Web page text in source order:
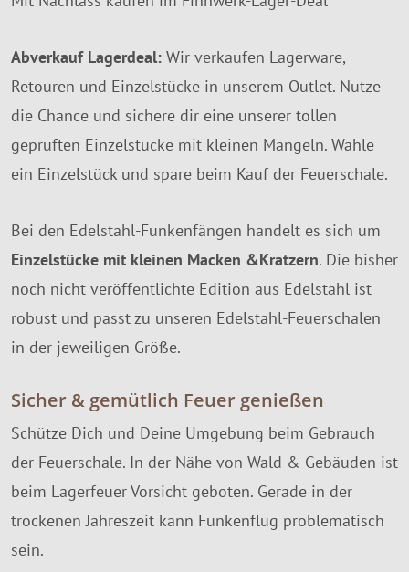
Abverkauf Lagerdeal: Wir verkaufen Lagerware,
Retouren und Einzelstücke in unserem Outlet. Nutze
die Chance und sichere dir eine unserer tollen
geprüften Einzelstücke mit kleinen Mängeln. Wähle
ein Einzelstück und spare beim Kauf der Feuerschale.
Bei den Edelstahl-Funkenfängen handelt es sich um
Einzelstücke mit kleinen Macken &Kratzern. Die bisher
noch nicht veröffentlichte Edition aus Edelstahl ist
robust und passt zu unseren Edelstahl-Feuerschalen
in der jeweiligen Größe.
Sicher & gemütlich Feuer genießen
Schütze Dich und Deine Umgebung beim Gebrauch
der Feuerschale. In der Nähe von Wald & Gebäuden ist
beim Lagerfeuer Vorsicht geboten. Gerade in der
trockenen Jahreszeit kann Funkenflug problematisch
sein.